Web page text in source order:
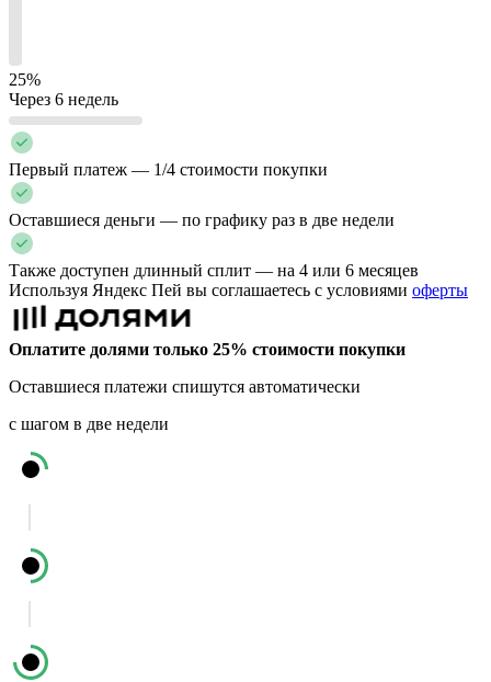
25%
Через 6 недель
Первый платеж — 1/4 стоимости покупки
Оставшиеся деньги — по графику раз в две недели
Также доступен длинный сплит — на 4 или 6 месяцев
Используя Яндекс Пей вы соглашаетесь с условиями оферты
Оплатите долями только 25% стоимости покупки
Оставшиеся платежи спишутся автоматически
с шагом в две недели